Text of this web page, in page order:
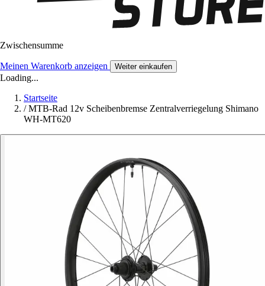
Zwischensumme
Meinen Warenkorb anzeigen Weiter einkaufen
Loading...
Startseite
/ MTB-Rad 12v Scheibenbremse Zentralverriegelung Shimano
WH-MT620